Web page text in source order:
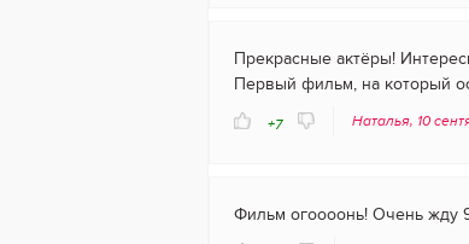
Прекрасные актёры!
Первый фильм, на который
+7 Наталья, 10
Фильм огоооонь! Очень жду